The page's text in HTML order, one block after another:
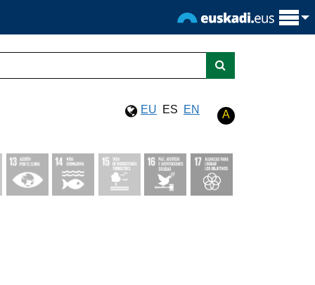
EU ES EN A